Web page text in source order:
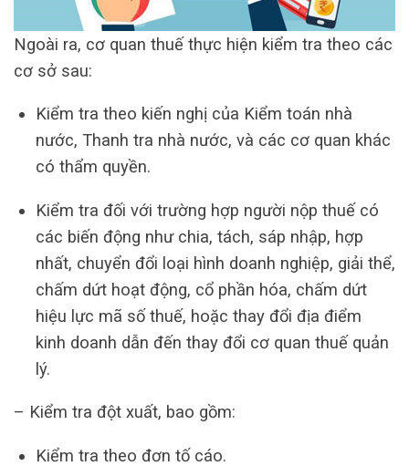
Ngoài ra, cơ quan thuế thực hiện kiểm tra theo các
cơ sở sau:
Kiểm tra theo kiến nghị của Kiểm toán nhà
nước, Thanh tra nhà nước, và các cơ quan khác
có thẩm quyền.
Kiểm tra đối với trường hợp người nộp thuế có
các biến động như chia, tách, sáp nhập, hợp
nhất, chuyển đổi loại hình doanh nghiệp, giải thể,
chấm dứt hoạt động, cổ phần hóa, chấm dứt
hiệu lực mã số thuế, hoặc thay đổi địa điểm
kinh doanh dẫn đến thay đổi cơ quan thuế quản
lý.
– Kiểm tra đột xuất, bao gồm:
Kiểm tra theo đơn tố cáo.